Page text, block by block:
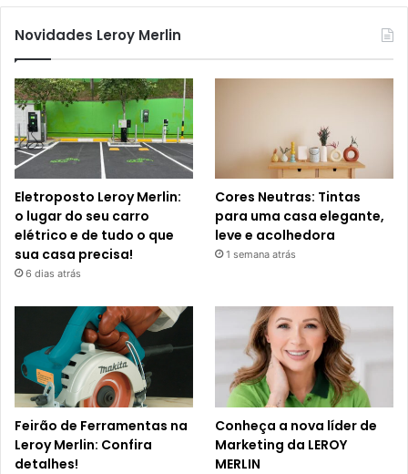
Novidades Leroy Merlin
Eletroposto Leroy Merlin:
o lugar do seu carro
elétrico e de tudo o que
sua casa precisa!
6 dias atrás
Cores Neutras: Tintas
para uma casa elegante,
leve e acolhedora
1 semana atrás
Feirão de Ferramentas na
Leroy Merlin: Confira
detalhes!
Conheça a nova líder de
Marketing da LEROY
MERLIN